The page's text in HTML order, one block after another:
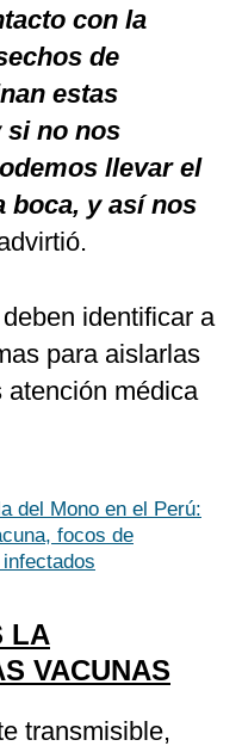
con la
de
estas
si no nos
llevar el
boca, y así nos
identificar a
para aislarlas
atención médica
del Mono en el Perú:
focos de
LA
VACUNAS
transmisible,